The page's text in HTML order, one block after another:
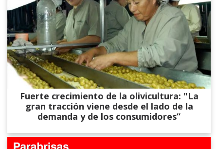
Fuerte crecimiento de la olivicultura: "La
gran tracción viene desde el lado de la
demanda y de los consumidores”